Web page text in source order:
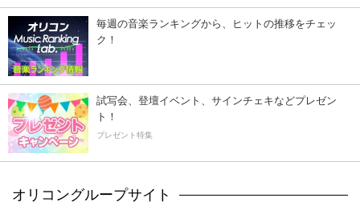
毎週の音楽ランキングから、ヒットの推移をチェッ
ク！
試写会、登壇イベント、サインチェキなどプレゼン
ト！
プレゼント特集
オリコングループサイト